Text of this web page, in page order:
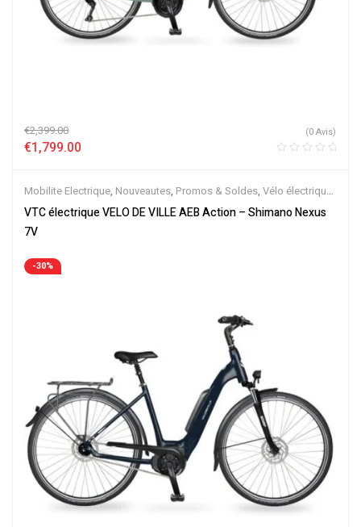
€2,399.00
€1,799.00
(0 Avis)
Mobilite Electrique, Nouveautes, Promos & Soldes, Vélo électrique
ville,Velos Electriques,VTC Electrique
VTC électrique VELO DE VILLE AEB Action – Shimano Nexus
7V
-30%